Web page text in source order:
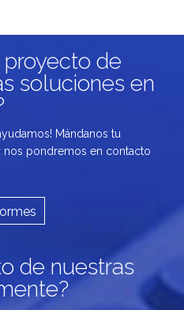
de
soluciones en
Mándanos tu
nos pondremos en contacto
de nuestras